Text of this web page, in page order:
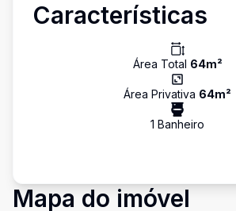
Características
Área Total 64m²
Área Privativa 64m²
1 Banheiro
Mapa do imóvel